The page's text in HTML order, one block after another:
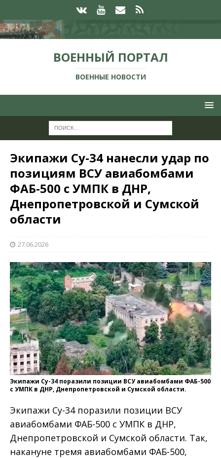
ВОЕННЫЙ ПОРТАЛ
ВОЕННЫЕ НОВОСТИ
Экипажи Су-34 нанесли удар по
позициям ВСУ авиабомбами
ФАБ-500 с УМПК в ДНР,
Днепропетровской и Сумской
области
27.06.2026
Экипажи Су-34 поразили позиции ВСУ авиабомбами ФАБ-500
с УМПК в ДНР, Днепропетровской и Сумской области.
Экипажи Су-34 поразили позиции ВСУ
авиабомбами ФАБ-500 с УМПК в ДНР,
Днепропетровской и Сумской области. Так,
накануне тремя авиабомбами ФАБ-500,